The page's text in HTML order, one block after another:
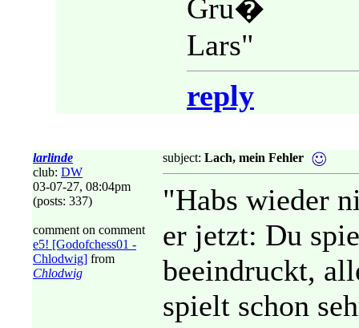
Gru�
Lars"
reply
larlinde
club: DW
03-07-27, 08:04pm
(posts: 337)
comment on comment
e5! [Godofchess01 -
Chlodwig] from
Chlodwig
subject: Lach, mein Fehler
"Habs wieder
er jetzt: Du
beeindruckt,
spielt schon